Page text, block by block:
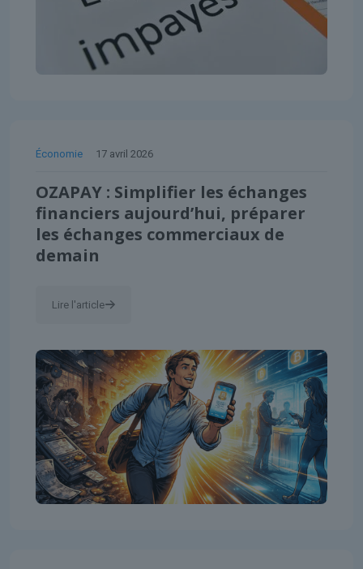
Économie 17 avril 2026
OZAPAY : Simplifier les échanges
financiers aujourd’hui, préparer
les échanges commerciaux de
demain
Lire l'article